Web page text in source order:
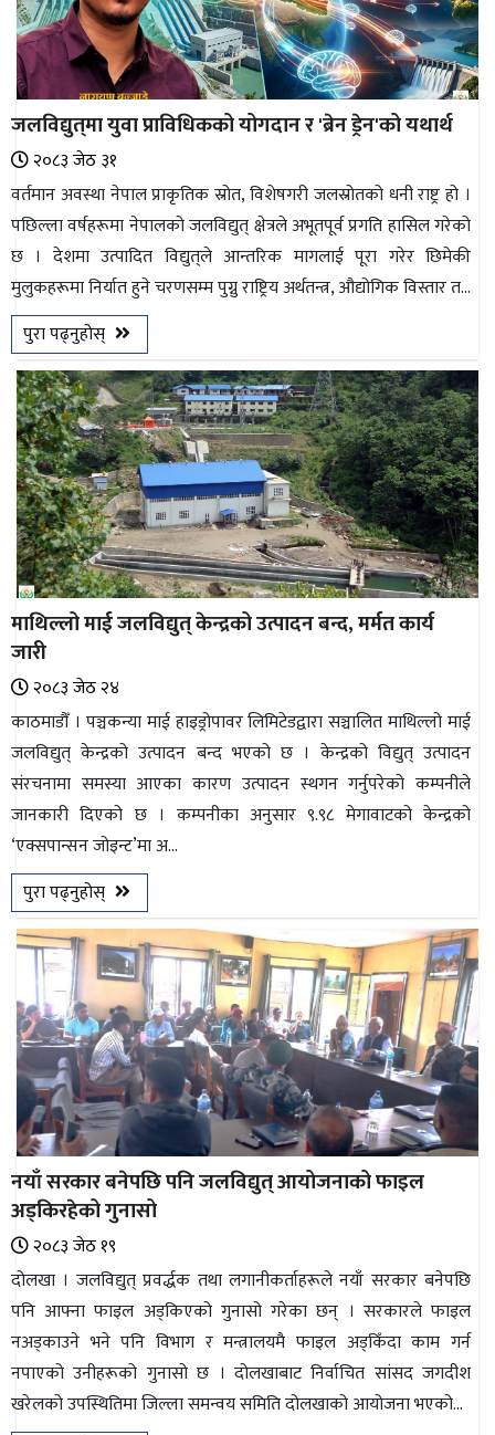
जलविद्युत्‌मा युवा प्राविधिकको योगदान र 'ब्रेन ड्रेन'को यथार्थ
२०८३ जेठ ३१
वर्तमान अवस्था नेपाल प्राकृतिक स्रोत, विशेषगरी जलस्रोतको धनी राष्ट्र हो ।
पछिल्ला वर्षहरूमा नेपालको जलविद्युत् क्षेत्रले अभूतपूर्व प्रगति हासिल गरेको
छ । देशमा उत्पादित विद्युत्‌ले आन्तरिक मागलाई पूरा गरेर छिमेकी
मुलुकहरूमा निर्यात हुने चरणसम्म पुग्नु राष्ट्रिय अर्थतन्त्र, औद्योगिक विस्तार त...
पुरा पढ्नुहोस्
माथिल्लो माई जलविद्युत् केन्द्रको उत्पादन बन्द, मर्मत कार्य
जारी
२०८३ जेठ २४
काठमाडौँ । पञ्चकन्या माई हाइड्रोपावर लिमिटेडद्वारा सञ्चालित माथिल्लो माई
जलविद्युत् केन्द्रको उत्पादन बन्द भएको छ । केन्द्रको विद्युत् उत्पादन
संरचनामा समस्या आएका कारण उत्पादन स्थगन गर्नुपरेको कम्पनीले
जानकारी दिएको छ । कम्पनीका अनुसार ९.९८ मेगावाटको केन्द्रको
‘एक्सपान्सन जोइन्ट’मा अ...
पुरा पढ्नुहोस्
नयाँ सरकार बनेपछि पनि जलविद्युत् आयोजनाको फाइल
अड्किरहेको गुनासो
२०८३ जेठ १९
दोलखा । जलविद्युत् प्रवर्द्धक तथा लगानीकर्ताहरूले नयाँ सरकार बनेपछि
पनि आफ्ना फाइल अड्किएको गुनासो गरेका छन् । सरकारले फाइल
नअड्काउने भने पनि विभाग र मन्त्रालयमै फाइल अड्किँदा काम गर्न
नपाएको उनीहरूको गुनासो छ । दोलखाबाट निर्वाचित सांसद जगदीश
खरेलको उपस्थितिमा जिल्ला समन्वय समिति दोलखाको आयोजना भएको...